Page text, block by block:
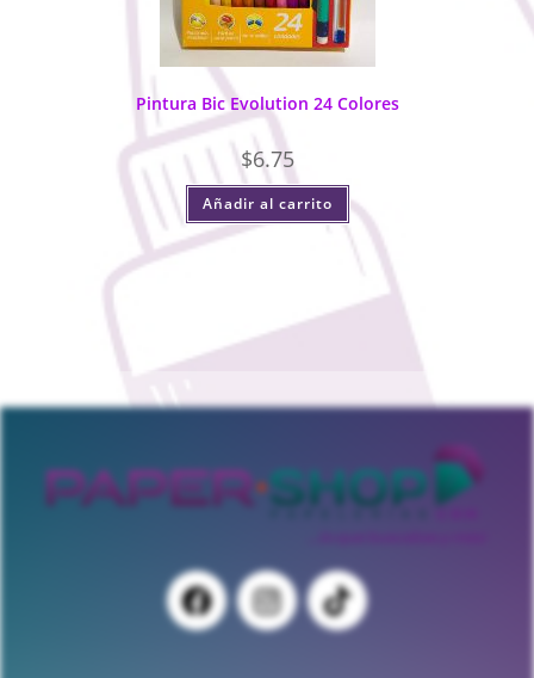
Pintura Bic Evolution 24 Colores
$6.75
Añadir al carrito